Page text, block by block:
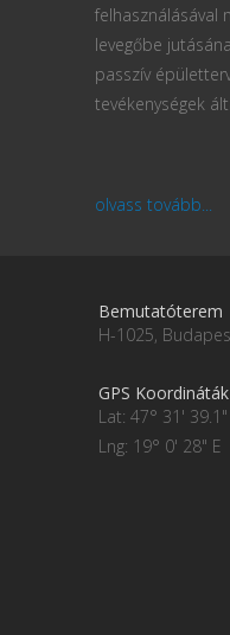
felhasználásával
levegőbe
passzív
tevékenységek
olvass tovább...
Bemutatóterem
H-1025,
GPS Koordináták
Lat: 47° 31'
Lng: 19° 0' 28" E